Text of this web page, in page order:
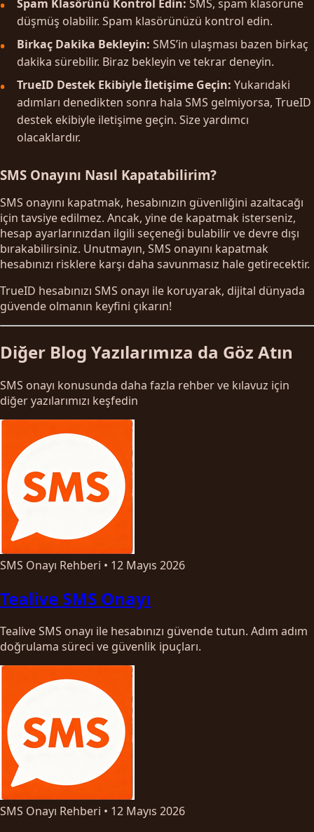
Spam Klasörünü Kontrol Edin: SMS, spam klasörüne
düşmüş olabilir. Spam klasörünüzü kontrol edin.
Birkaç Dakika Bekleyin: SMS’in ulaşması bazen birkaç
dakika sürebilir. Biraz bekleyin ve tekrar deneyin.
TrueID Destek Ekibiyle İletişime Geçin: Yukarıdaki
adımları denedikten sonra hala SMS gelmiyorsa, TrueID
destek ekibiyle iletişime geçin. Size yardımcı
olacaklardır.
SMS Onayını Nasıl Kapatabilirim?
SMS onayını kapatmak, hesabınızın güvenliğini azaltacağı
için tavsiye edilmez. Ancak, yine de kapatmak isterseniz,
hesap ayarlarınızdan ilgili seçeneği bulabilir ve devre dışı
bırakabilirsiniz. Unutmayın, SMS onayını kapatmak
hesabınızı risklere karşı daha savunmasız hale getirecektir.
TrueID hesabınızı SMS onayı ile koruyarak, dijital dünyada
güvende olmanın keyfini çıkarın!
Diğer Blog Yazılarımıza da Göz Atın
SMS onayı konusunda daha fazla rehber ve kılavuz için
diğer yazılarımızı keşfedin
SMS Onayı Rehberi • 12 Mayıs 2026
Tealive SMS Onayı
Tealive SMS onayı ile hesabınızı güvende tutun. Adım adım
doğrulama süreci ve güvenlik ipuçları.
SMS Onayı Rehberi • 12 Mayıs 2026